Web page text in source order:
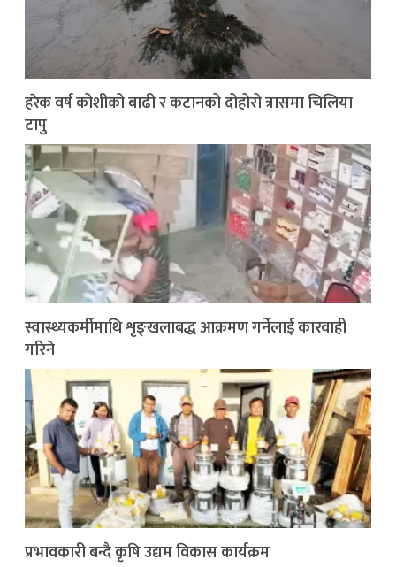
हरेक वर्ष कोशीको बाढी र कटानको दोहोरो त्रासमा चिलिया
टापु
स्वास्थ्यकर्मीमाथि शृङ्खलाबद्ध आक्रमण गर्नेलाई कारवाही
गरिने
प्रभावकारी बन्दै कृषि उद्यम विकास कार्यक्रम